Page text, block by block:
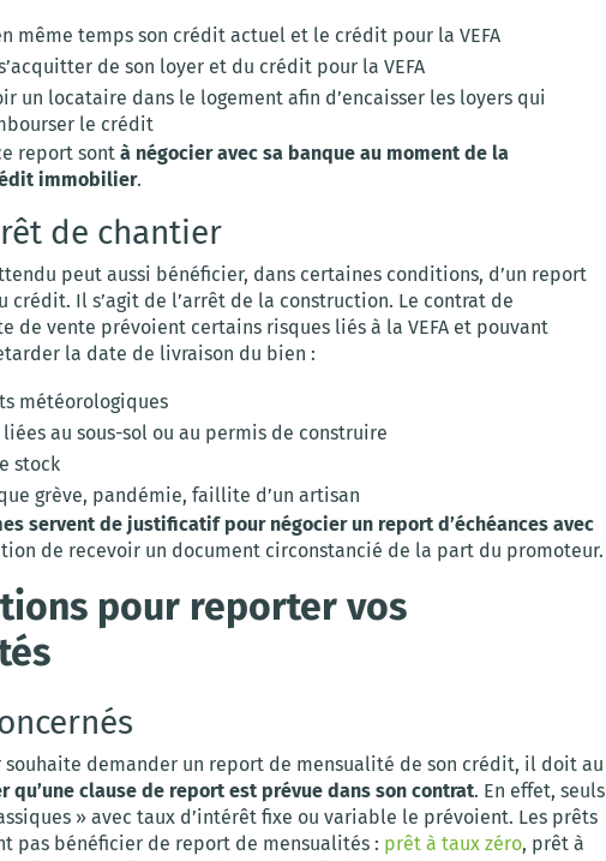
même temps son crédit actuel et le crédit pour la VEFA
de son loyer et du crédit pour la VEFA
un locataire dans le logement afin d’encaisser les loyers qui
le crédit
report sont à négocier avec sa banque au moment de la
immobilier.
de chantier
peut aussi bénéficier, dans certaines conditions, d’un report
crédit. Il s’agit de l’arrêt de la construction. Le contrat de
de vente prévoient certains risques liés à la VEFA et pouvant
la date de livraison du bien :
météorologiques
au sous-sol ou au permis de construire
stock
grève, pandémie, faillite d’un artisan
servent de justificatif pour négocier un report d’échéances avec
de recevoir un document circonstancié de la part du promoteur.
pour reporter vos
souhaite demander un report de mensualité de son crédit, il doit au
qu’une clause de report est prévue dans son contrat. En effet, seuls
» avec taux d’intérêt fixe ou variable le prévoient. Les prêts
pas bénéficier de report de mensualités : prêt à taux zéro, prêt à